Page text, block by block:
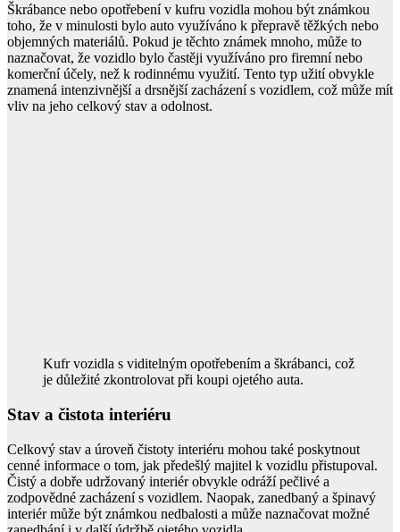
Škrábance nebo opotřebení v kufru vozidla mohou být známkou
toho, že v minulosti bylo auto využíváno k přepravě těžkých nebo
objemných materiálů. Pokud je těchto známek mnoho, může to
naznačovat, že vozidlo bylo častěji využíváno pro firemní nebo
komerční účely, než k rodinnému využití. Tento typ užití obvykle
znamená intenzivnější a drsnější zacházení s vozidlem, což může mít
vliv na jeho celkový stav a odolnost.
Kufr vozidla s viditelným opotřebením a škrábanci, což
je důležité zkontrolovat při koupi ojetého auta.
Stav a čistota interiéru
Celkový stav a úroveň čistoty interiéru mohou také poskytnout
cenné informace o tom, jak předešlý majitel k vozidlu přistupoval.
Čistý a dobře udržovaný interiér obvykle odráží pečlivé a
zodpovědné zacházení s vozidlem. Naopak, zanedbaný a špinavý
interiér může být známkou nedbalosti a může naznačovat možné